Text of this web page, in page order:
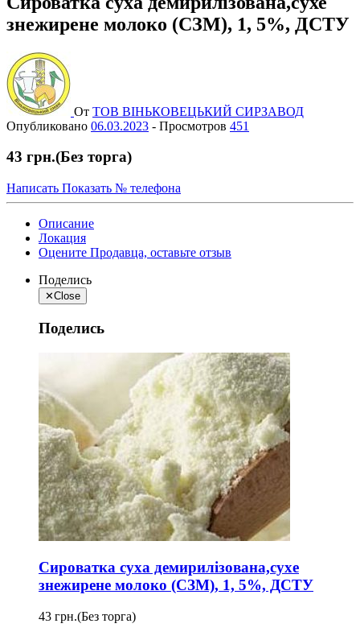
знежирене молоко (СЗМ), 1, 5%, ДСТУ
От ТОВ ВІНЬКОВЕЦЬКИЙ СИРЗАВОД
Опубликовано 06.03.2023 - Просмотров 451
43 грн.(Без торга)
Написать Показать № телефона
Описание
Локация
Оцените Продавца, оставьте отзыв
Поделись
✕Close
Поделись
Сироватка суха демирилізована,сухе
знежирене молоко (СЗМ), 1, 5%, ДСТУ
43 грн.(Без торга)